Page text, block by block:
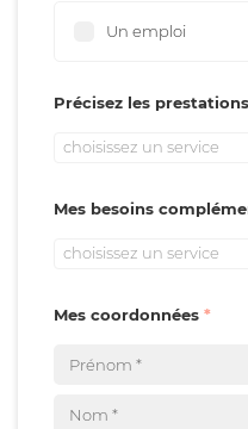
Un emploi
Précisez les
choisissez un service
Mes besoins
choisissez un service
Mes coordonnées